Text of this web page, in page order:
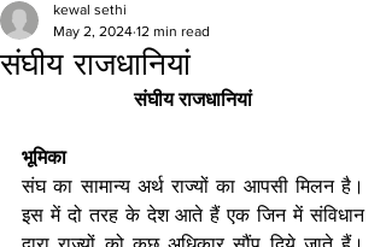
संघीय राजधानियां
kewal sethi
May 2, 2024 12 min read
संघीय राजधानियां
भूमिका
संघ का सामान्य अर्थ राज्यों का आपसी मिलन है।
इस में दो तरह के देश आते हैं एक जिन में संविधान